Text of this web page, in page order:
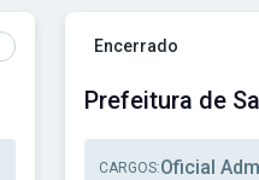
Ver concurso:
Encerrado
CARGOS: